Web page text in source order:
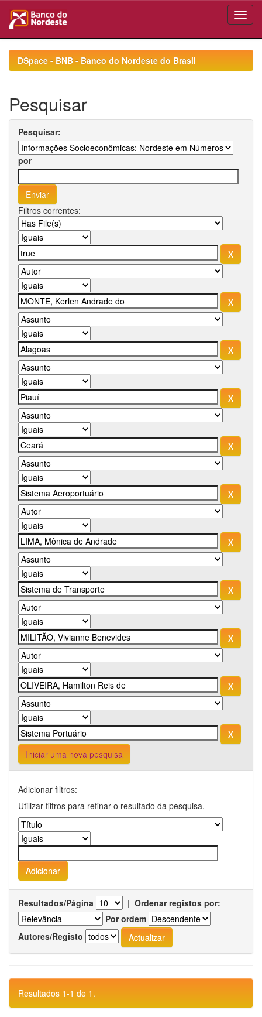
navigationDSpace - BNB - Banco do Nordeste do Brasil
Pesquisar
Pesquisar:
por
Filtros correntes:
Iniciar uma nova pesquisa
Adicionar filtros:
Utilizar filtros para refinar o resultado da pesquisa.
Resultados/Página | Ordenar registos por:
Por ordem
Autores/Registo
Resultados 1-1 de 1.